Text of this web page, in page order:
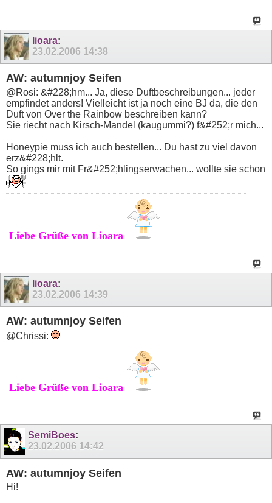
lioara:
23.02.2006 14:38
AW: autumnjoy Seifen
@Rosi: &#228;hm... Ja, diese Duftbeschreibungen... jeder
empfindet anders! Vielleicht ist ja noch eine BJ da, die den
Duft von Over the Rainbow beschreiben kann?
Sie riecht nach Kirsch-Mandel (kaugummi?) f&#252;r mich...
Honeypie muss ich auch bestellen... Du hast zu viel davon
erz&#228;hlt.
So gings mir mit Fr&#252;hlingserwachen... wollte sie schon
Liebe Grüße von Lioara
lioara:
23.02.2006 14:39
AW: autumnjoy Seifen
@Chrissi:
Liebe Grüße von Lioara
SemiBoes:
23.02.2006 14:42
AW: autumnjoy Seifen
Hi!